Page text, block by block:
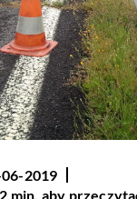
2019
min. aby